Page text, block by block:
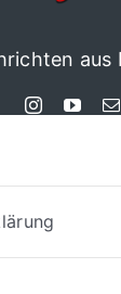
aus